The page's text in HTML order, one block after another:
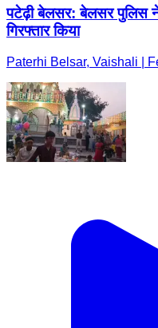
पटेढ़ी बेलसर: बेलसर पुलिस
गिरफ्तार किया
Paterhi Belsar, Vaishali |